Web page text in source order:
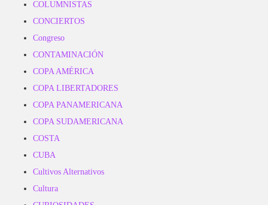
COLUMNISTAS
CONCIERTOS
Congreso
CONTAMINACIÓN
COPA AMÉRICA
COPA LIBERTADORES
COPA PANAMERICANA
COPA SUDAMERICANA
COSTA
CUBA
Cultivos Alternativos
Cultura